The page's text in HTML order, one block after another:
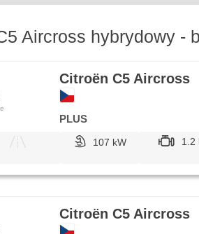
Aircross hybrydowy -
Citroën C5 Aircross
PLUS
107 kW 1.2
Citroën C5 Aircross